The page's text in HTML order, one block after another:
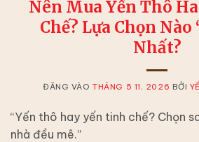
Nên Mua Yến Thô
Chế? Lựa Chọn Nào
Nhất?
ĐĂNG VÀOTHÁNG 5 11, 2026 BỞI
“Yến thô hay yến tinh chế? Chọn
nhà đều mê.”